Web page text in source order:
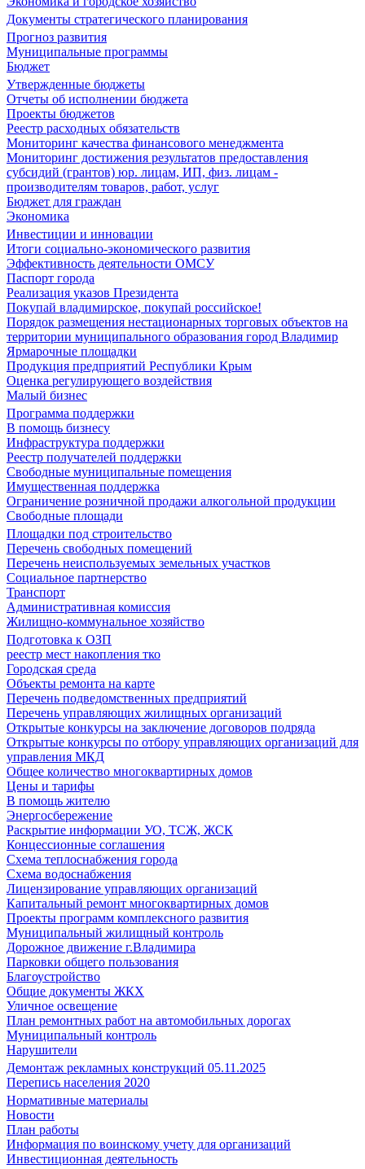
Документы стратегического планирования
Прогноз развития
Муниципальные программы
Бюджет
Утвержденные бюджеты
Отчеты об исполнении бюджета
Проекты бюджетов
Реестр расходных обязательств
Мониторинг качества финансового менеджмента
Мониторинг достижения результатов предоставления
субсидий (грантов) юр. лицам, ИП, физ. лицам -
производителям товаров, работ, услуг
Бюджет для граждан
Экономика
Инвестиции и инновации
Итоги социально-экономического развития
Эффективность деятельности ОМСУ
Паспорт города
Реализация указов Президента
Покупай владимирское, покупай российское!
Порядок размещения нестационарных торговых объектов на
территории муниципального образования город Владимир
Ярмарочные площадки
Продукция предприятий Республики Крым
Оценка регулирующего воздействия
Малый бизнес
Программа поддержки
В помощь бизнесу
Инфраструктура поддержки
Реестр получателей поддержки
Свободные муниципальные помещения
Имущественная поддержка
Ограничение розничной продажи алкогольной продукции
Свободные площади
Площадки под строительство
Перечень свободных помещений
Перечень неиспользуемых земельных участков
Социальное партнерство
Транспорт
Административная комиссия
Жилищно-коммунальное хозяйство
Подготовка к ОЗП
реестр мест накопления тко
Городская среда
Объекты ремонта на карте
Перечень подведомственных предприятий
Перечень управляющих жилищных организаций
Открытые конкурсы на заключение договоров подряда
Открытые конкурсы по отбору управляющих организаций для
управления МКД
Общее количество многоквартирных домов
Цены и тарифы
В помощь жителю
Энергосбережение
Раскрытие информации УО, ТСЖ, ЖСК
Концессионные соглашения
Схема теплоснабжения города
Схема водоснабжения
Лицензирование управляющих организаций
Капитальный ремонт многоквартирных домов
Проекты программ комплексного развития
Муниципальный жилищный контроль
Дорожное движение г.Владимира
Парковки общего пользования
Благоустройство
Общие документы ЖКХ
Уличное освещение
План ремонтных работ на автомобильных дорогах
Муниципальный контроль
Нарушители
Демонтаж рекламных конструкций 05.11.2025
Перепись населения 2020
Нормативные материалы
Новости
План работы
Информация по воинскому учету для организаций
Инвестиционная деятельность